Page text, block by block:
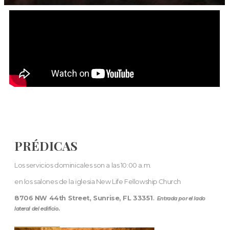
PRÉDICAS
Los servicios dominicales son a las 10:00 a.m.
en los salones de la iglesia New Life Fellowship Church
8706 NW 44th Street, Sunrise, FL 33351. Entrada por el lado
lateral del edificio.